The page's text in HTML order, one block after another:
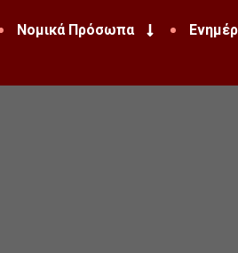
Νομικά Πρόσωπα